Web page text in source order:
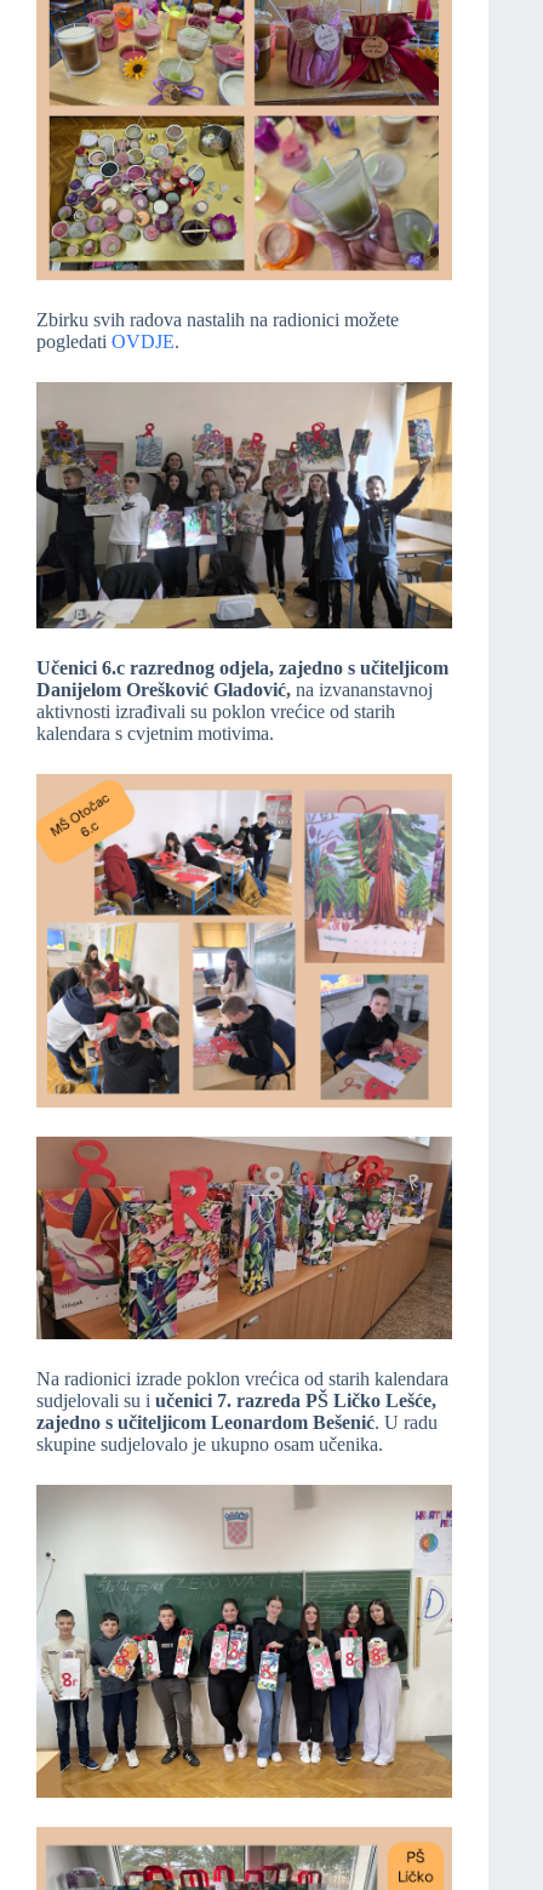
Zbirku svih radova nastalih na radionici možete
pogledati OVDJE.
Učenici 6.c razrednog odjela, zajedno s učiteljicom
Danijelom Orešković Gladović, na izvananstavnoj
aktivnosti izrađivali su poklon vrećice od starih
kalendara s cvjetnim motivima.
Na radionici izrade poklon vrećica od starih kalendara
sudjelovali su i učenici 7. razreda PŠ Ličko Lešće,
zajedno s učiteljicom Leonardom Bešenić. U radu
skupine sudjelovalo je ukupno osam učenika.